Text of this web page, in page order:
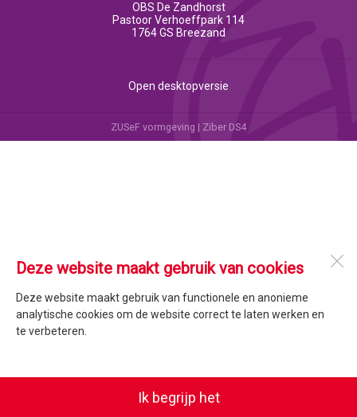
Deze website maakt gebruik van cookies
Deze website maakt gebruik van functionele en anonieme
analytische cookies om de website correct te laten werken en
te verbeteren.
Ik begrijp het
OBS De Zandhorst
Pastoor Verhoeffpark 114
1764 GS Breezand
Open desktopversie
ZUSeF vormgeving | Ziber DS4